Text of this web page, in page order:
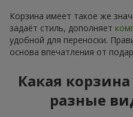
Корзина имеет такое же
задаёт стиль, дополняет
удобной для переноски.
основа впечатления от
Какая
разные